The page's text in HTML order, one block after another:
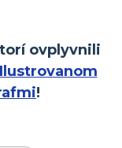
ovplyvnili
Ilustrovanom
!